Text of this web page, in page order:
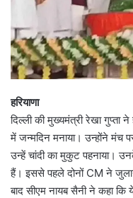
हरियाणा
दिल्ली की मुख्यमंत्री रेखा गुप्ता
में जन्मदिन मनाया। उन्होंने मंच
उन्हें चांदी का मुकुट पहनाया।
हैं। इससे पहले दोनों CM ने
बाद सीएम नायब सैनी ने कहा कि